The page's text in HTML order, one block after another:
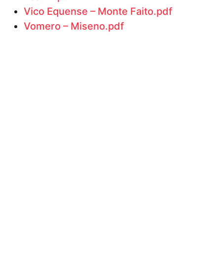
Vico Equense – Monte Faito.pdf
Vomero – Miseno.pdf